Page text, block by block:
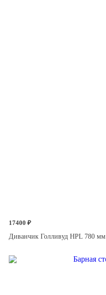
17400 ₽
Диванчик Голливуд HPL 780 мм